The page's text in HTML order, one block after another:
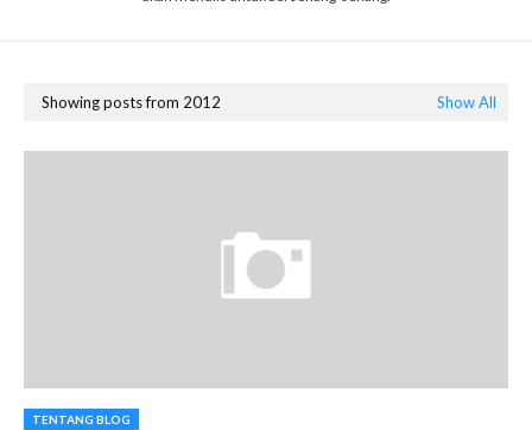
Showing posts from 2012 Show All
TENTANG BLOG